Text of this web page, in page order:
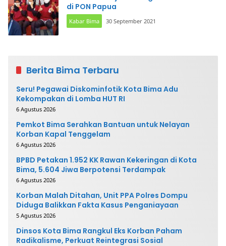
di PON Papua
Kabar Bima 30 September 2021
Berita Bima Terbaru
Seru! Pegawai Diskominfotik Kota Bima Adu
Kekompakan di Lomba HUT RI
6 Agustus 2026
Pemkot Bima Serahkan Bantuan untuk Nelayan
Korban Kapal Tenggelam
6 Agustus 2026
BPBD Petakan 1.952 KK Rawan Kekeringan di Kota
Bima, 5.604 Jiwa Berpotensi Terdampak
6 Agustus 2026
Korban Malah Ditahan, Unit PPA Polres Dompu
Diduga Balikkan Fakta Kasus Penganiayaan
5 Agustus 2026
Dinsos Kota Bima Rangkul Eks Korban Paham
Radikalisme, Perkuat Reintegrasi Sosial